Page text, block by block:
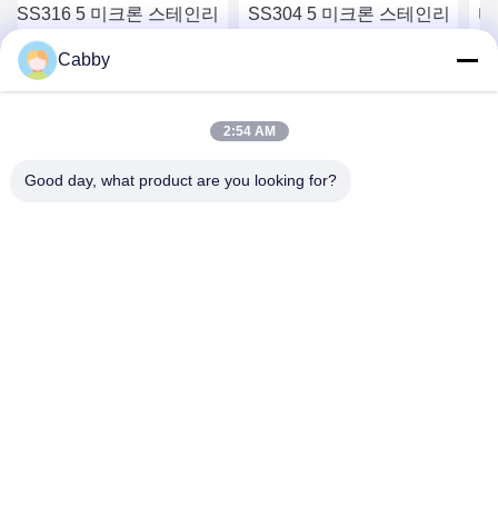
SS316 5 미크론 스테인리
스 스틸 셰어 에어컨 보호
최고의 가격을 얻으십시오
SS304 5 미크론 스테인리
최고의 가격을 얻으십시오
Cabby
2:54 AM
Good day, what product are you looking for?